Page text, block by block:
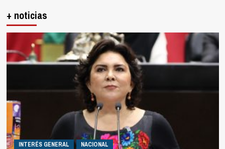
+ noticias
INTERÉS GENERAL NACIONAL